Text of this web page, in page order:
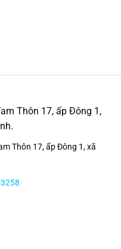
Thôn 17, ấp Đông 1,
Thôn 17, ấp Đông 1, xã